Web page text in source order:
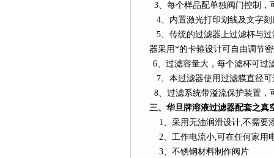
3、每个样品配单独阀门控制，
4、内置激光打印划线及文字
5、传统的过滤器上过滤杯与
器采用*的卡箍设计可自由调节
6、过滤容量大，每个滤杯可过
7、本过滤器使用过滤膜直径可
8、过滤系统带溢流保护装置
三、华旦牌溶液过滤器配套之真
1、采用无油润滑设计,不需要
2、工作电流小,可在任何家用
3、不锈钢材料制作阀片